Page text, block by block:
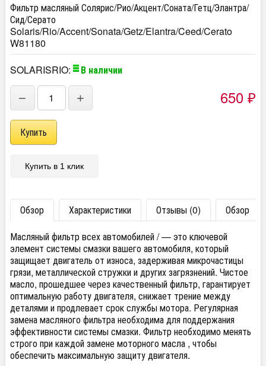
Фильтр масляный Солярис/Рио/Акцент/Соната/Гетц/Элантра/
Сид/Серато
Solaris/Rio/Accent/Sonata/Getz/Elantra/Ceed/Cerato
W81180
SOLARISRIO:
В наличии
− + 650 ₽
Купить в 1 клик
Обзор Характеристики Отзывы (0)
Обзор
Масляный фильтр всех автомобилей / — это ключевой
элемент системы смазки вашего автомобиля, который
защищает двигатель от износа, задерживая микрочастицы
грязи, металлической стружки и других загрязнений. Чистое
масло, прошедшее через качественный фильтр, гарантирует
оптимальную работу двигателя, снижает трение между
деталями и продлевает срок службы мотора. Регулярная
замена масляного фильтра необходима для поддержания
эффективности системы смазки. Фильтр необходимо менять
строго при каждой замене моторного масла , чтобы
обеспечить максимальную защиту двигателя.